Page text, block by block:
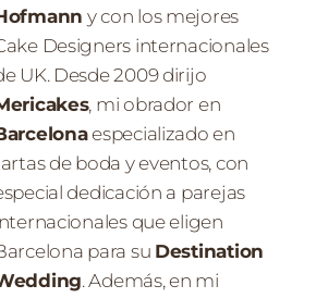
y con los mejores
Designers internacionales
UK. Desde 2009 dirijo
, mi obrador en
especializado en
de boda y eventos, con
dedicación a parejas
que eligen
para su Destination
. Además, en mi